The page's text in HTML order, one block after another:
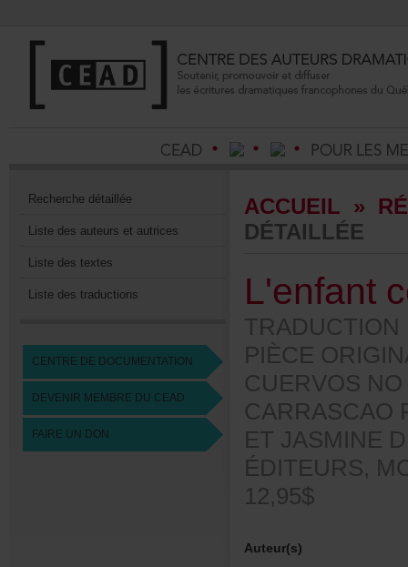
Recherchedétaillée
Listedesauteursetautrices
Listedestextes
Listedestraductions
CENTREDEDOCUMENTATION
DEVENIRMEMBREDUCEAD
FAIREUNDON
ACCUEIL »
DÉTAILLÉE
12,95$
Auteur(s)